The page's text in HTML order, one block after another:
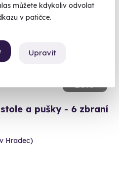
můžete kdykoliv odvolat
v patičce.
Upravit
a pušky - 6 zbraní
Hradec)